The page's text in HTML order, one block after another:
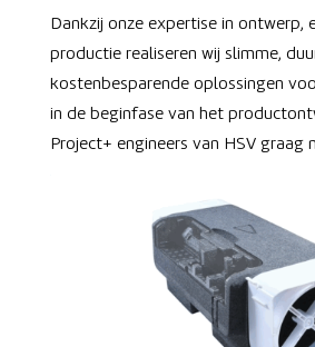
Dankzij onze expertise in ontwerp,
productie realiseren wij slimme,
kostenbesparende oplossingen
in de beginfase van het
Project+ engineers van HSV graag